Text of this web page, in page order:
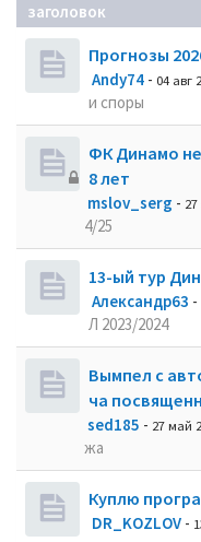
заголовок
Прогнозы
Andy74 - 04 авг
и споры
ФК Динамо
8 лет
mslov_serg -
4/25
13-ый тур
Александр63 -
Л 2023/2024
Вымпел с
ча
sed185 - 27 май
жа
Куплю
DR_KOZLOV -